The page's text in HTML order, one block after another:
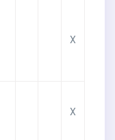
X
X